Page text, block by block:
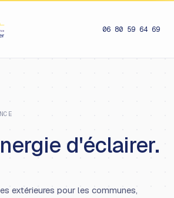
06 80 59 64 69
d'éclairer.
extérieures pour les communes,